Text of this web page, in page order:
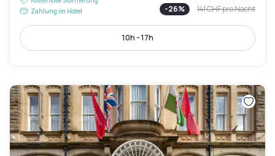
Zahlung im Hotel
-26% 141 CHFpro Nacht
10h - 17h